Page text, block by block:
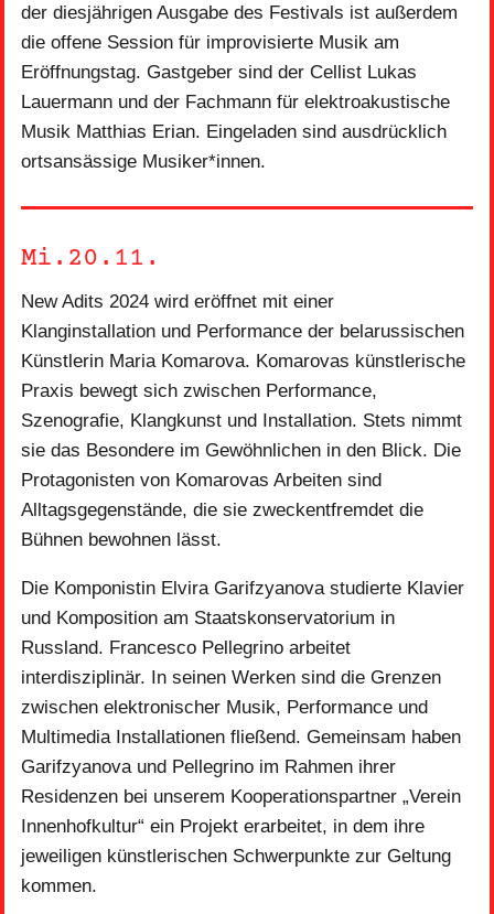
der diesjährigen Ausgabe des Festivals ist außerdem
die offene Session für improvisierte Musik am
Eröffnungstag. Gastgeber sind der Cellist Lukas
Lauermann und der Fachmann für elektroakustische
Musik Matthias Erian. Eingeladen sind ausdrücklich
ortsansässige Musiker*innen.
Mi.20.11.
New Adits 2024 wird eröffnet mit einer
Klanginstallation und Performance der belarussischen
Künstlerin Maria Komarova. Komarovas künstlerische
Praxis bewegt sich zwischen Performance,
Szenografie, Klangkunst und Installation. Stets nimmt
sie das Besondere im Gewöhnlichen in den Blick. Die
Protagonisten von Komarovas Arbeiten sind
Alltagsgegenstände, die sie zweckentfremdet die
Bühnen bewohnen lässt.
Die Komponistin Elvira Garifzyanova studierte Klavier
und Komposition am Staatskonservatorium in
Russland. Francesco Pellegrino arbeitet
interdisziplinär. In seinen Werken sind die Grenzen
zwischen elektronischer Musik, Performance und
Multimedia Installationen fließend. Gemeinsam haben
Garifzyanova und Pellegrino im Rahmen ihrer
Residenzen bei unserem Kooperationspartner „Verein
Innenhofkultur“ ein Projekt erarbeitet, in dem ihre
jeweiligen künstlerischen Schwerpunkte zur Geltung
kommen.